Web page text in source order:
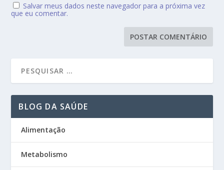
Salvar meus dados neste navegador para a próxima vez
que eu comentar.
BLOG DA SAÚDE
Alimentação
Metabolismo